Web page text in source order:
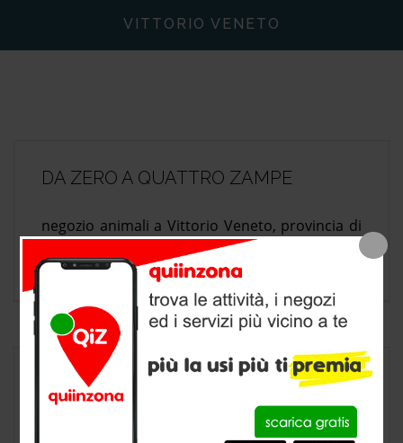
VITTORIO VENETO
DA ZERO A QUATTRO ZAMPE
negozio animali a Vittorio Veneto, provincia di
EMPORIO AGRICOLO VITTORIESE
negozio animali a Vittorio Veneto, provincia di